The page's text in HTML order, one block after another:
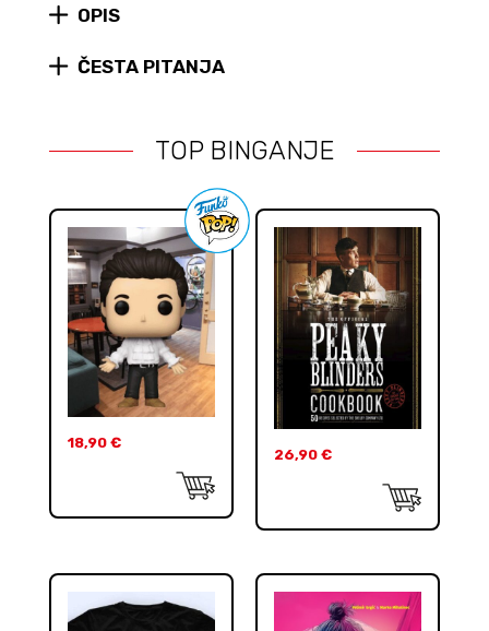
quantity
OPIS
ČESTA PITANJA
TOP BINGANJE
18,90 €
26,90 €